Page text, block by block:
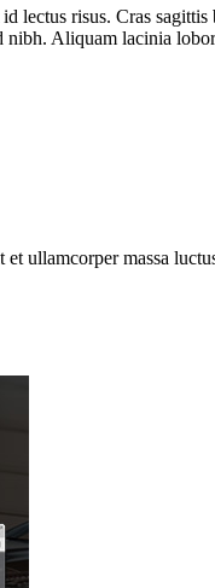
lectus risus. Cras
Aliquam lacinia
ullamcorper massa